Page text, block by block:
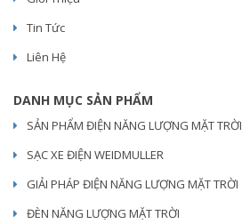
Tin Tức
Liên Hệ
DANH MỤC SẢN PHẨM
SẢN PHẨM ĐIỆN NĂNG LƯỢNG MẶT TRỜI
SẠC XE ĐIỆN WEIDMULLER
GIẢI PHÁP ĐIỆN NĂNG LƯỢNG MẶT TRỜI
ĐÈN NĂNG LƯỢNG MẶT TRỜI